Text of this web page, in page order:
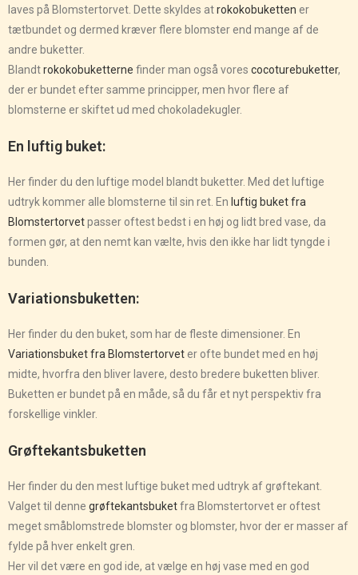
laves på Blomstertorvet. Dette skyldes atrokokobuketten er
tætbundet og dermed kræver flere blomster end mange af de
andre buketter.
Blandtrokokobuketterne finder man også vores cocoturebuketter,
der er bundet efter samme principper, men hvor flere af
blomsterne er skiftet ud med chokoladekugler.
En luftig buket:
Her finder du den luftige model blandt buketter. Med det luftige
udtryk kommer alle blomsterne til sin ret. En luftig buket fra
Blomstertorvetpasser oftest bedst i en høj og lidt bred vase, da
formen gør, at den nemt kan vælte, hvis den ikke har lidt tyngde i
bunden.
Variationsbuketten:
Her finder du den buket, som har de fleste dimensioner. En
Variationsbuket fra Blomstertorveter ofte bundet med en høj
midte, hvorfra den bliver lavere, desto bredere buketten bliver.
Buketten er bundet på en måde, så du får et nyt perspektiv fra
forskellige vinkler.
Grøftekantsbuketten
Her finder du den mest luftige buket med udtryk af grøftekant.
Valget til denne grøftekantsbuketfra Blomstertorvet er oftest
meget småblomstrede blomster og blomster, hvor der er masser af
fylde på hver enkelt gren.
Her vil det være en god ide, at vælge en høj vase med en god